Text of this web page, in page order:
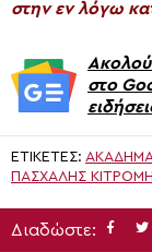
στην εν λόγω
στο
ΕΤΙΚΈΤΕΣ:
ΠΑΣΧΑΛΗΣ
Διαδώστε: